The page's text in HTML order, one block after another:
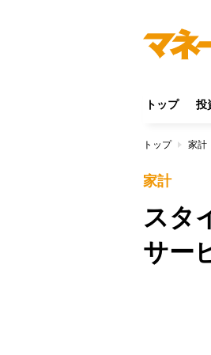
トップ 投
トップ 家計
家計
スタ
サー